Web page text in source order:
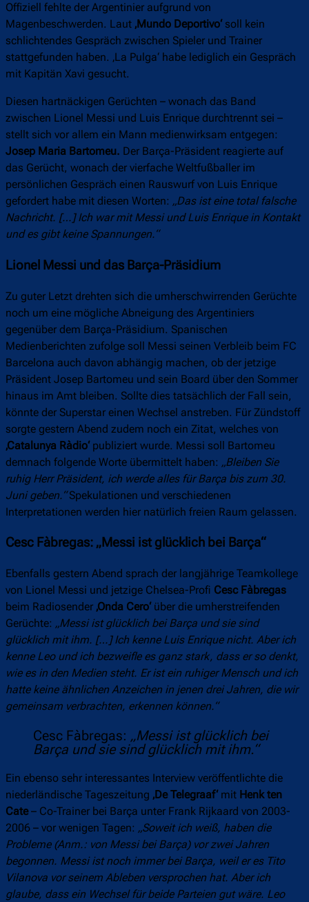
Offiziell fehlte der Argentinier aufgrund von
Magenbeschwerden. Laut ‚Mundo Deportivo‘soll kein
schlichtendes Gespräch zwischen Spieler und Trainer
stattgefunden haben. ‚La Pulga‘ habe lediglich ein Gespräch
mit Kapitän Xavi gesucht.
Diesen hartnäckigen Gerüchten – wonach das Band
zwischen Lionel Messi und Luis Enrique durchtrennt sei –
stellt sich vor allem ein Mann medienwirksam entgegen:
Josep Maria Bartomeu. Der Barça-Präsident reagierte auf
das Gerücht, wonach der vierfache Weltfußballer im
persönlichen Gespräch einen Rauswurf von Luis Enrique
gefordert habe mit diesen Worten: „Das ist eine total falsche
Nachricht. […] Ich war mit Messi und Luis Enrique in Kontakt
und es gibt keine Spannungen.“
Lionel Messi und das Barça-Präsidium
Zu guter Letzt drehten sich die umherschwirrenden Gerüchte
noch um eine mögliche Abneigung des Argentiniers
gegenüber dem Barça-Präsidium. Spanischen
Medienberichten zufolge soll Messi seinen Verbleib beim FC
Barcelona auch davon abhängig machen, ob der jetzige
Präsident Josep Bartomeu und sein Board über den Sommer
hinaus im Amt bleiben. Sollte dies tatsächlich der Fall sein,
könnte der Superstar einen Wechsel anstreben. Für Zündstoff
sorgte gestern Abend zudem noch ein Zitat, welches von
‚Catalunya Ràdio‘publiziert wurde. Messi soll Bartomeu
demnach folgende Worte übermittelt haben: „Bleiben Sie
ruhig Herr Präsident, ich werde alles für Barça bis zum 30.
Juni geben.“Spekulationen und verschiedenen
Interpretationen werden hier natürlich freien Raum gelassen.
Cesc Fàbregas: „Messi ist glücklich bei Barça“
Ebenfalls gestern Abend sprach der langjährige Teamkollege
von Lionel Messi und jetzige Chelsea-Profi Cesc Fàbregas
beim Radiosender ‚Onda Cero‘über die umherstreifenden
Gerüchte: „Messi ist glücklich bei Barça und sie sind
glücklich mit ihm. […] Ich kenne Luis Enrique nicht. Aber ich
kenne Leo und ich bezweifle es ganz stark, dass er so denkt,
wie es in den Medien steht. Er ist ein ruhiger Mensch und ich
hatte keine ähnlichen Anzeichen in jenen drei Jahren, die wir
gemeinsam verbrachten, erkennen können.“
Cesc Fàbregas: „Messi ist glücklich bei
Barça und sie sind glücklich mit ihm.“
Ein ebenso sehr interessantes Interview veröffentlichte die
niederländische Tageszeitung ‚De Telegraaf‘mit Henk ten
Cate– Co-Trainer bei Barça unter Frank Rijkaard von 2003-
2006 – vor wenigen Tagen: „Soweit ich weiß, haben die
Probleme (Anm.: von Messi bei Barça) vor zwei Jahren
begonnen. Messi ist noch immer bei Barça, weil er es Tito
Vilanova vor seinem Ableben versprochen hat. Aber ich
glaube, dass ein Wechsel für beide Parteien gut wäre. Leo